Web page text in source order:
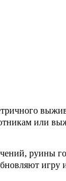
или